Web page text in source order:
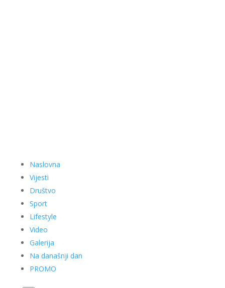
Naslovna
Vijesti
Društvo
Sport
Lifestyle
Video
Galerija
Na današnji dan
PROMO